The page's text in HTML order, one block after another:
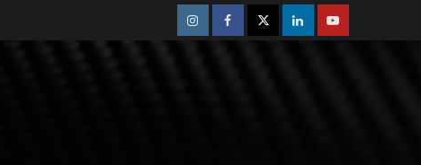
InstagramFacebookTwitterLinkedinYoutube